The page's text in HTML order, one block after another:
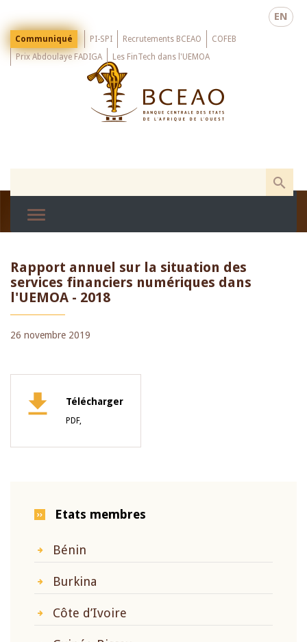
main
EN
Menu
Top
Communiqué PI-SPI Recrutements BCEAO
COFEB
Prix Abdoulaye FADIGA
Les FinTech dans l'UEMOA
Rapport annuel sur la situation des
services financiers numériques dans
l'UEMOA - 2018
26 novembre 2019
Télécharger
PDF,
Etats membres
Bénin
Burkina
Côte d’Ivoire